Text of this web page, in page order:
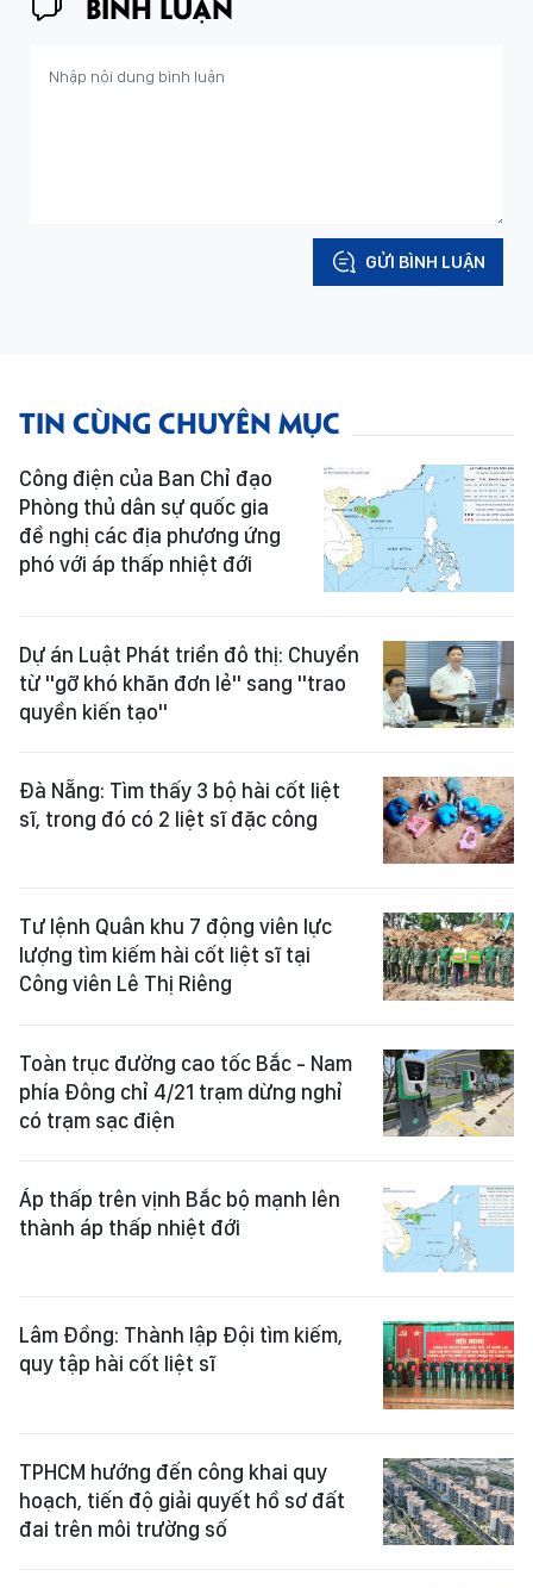
GỬI BÌNH LUẬN
TIN CÙNG CHUYÊN MỤC
Công điện của Ban Chỉ đạo
Phòng thủ dân sự quốc gia
đề nghị các địa phương ứng
phó với áp thấp nhiệt đới
Dự án Luật Phát triển đô thị: Chuyển
từ "gỡ khó khăn đơn lẻ" sang "trao
quyền kiến tạo"
Đà Nẵng: Tìm thấy 3 bộ hài cốt liệt
sĩ, trong đó có 2 liệt sĩ đặc công
Tư lệnh Quân khu 7 động viên lực
lượng tìm kiếm hài cốt liệt sĩ tại
Công viên Lê Thị Riêng
Toàn trục đường cao tốc Bắc - Nam
phía Đông chỉ 4/21 trạm dừng nghỉ
có trạm sạc điện
Áp thấp trên vịnh Bắc bộ mạnh lên
thành áp thấp nhiệt đới
Lâm Đồng: Thành lập Đội tìm kiếm,
quy tập hài cốt liệt sĩ
TPHCM hướng đến công khai quy
hoạch, tiến độ giải quyết hồ sơ đất
đai trên môi trường số